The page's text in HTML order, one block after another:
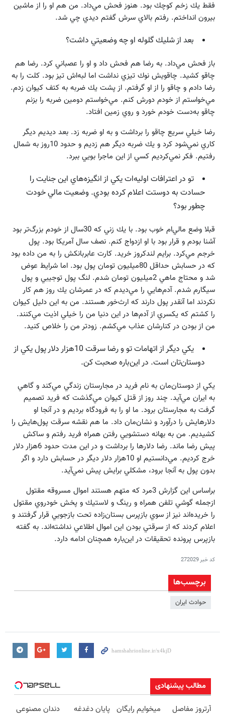
فقط يك زخم كوچك بود. هنوز فحش مي‌داد. من هم او را از ماشين
بيرون انداختم. رفتم بالاي سرش گفتم ديدي چي شد.
بعد از شليك گلوله او چه وضعيتي داشت؟
باز فحش مي‌داد. به رضا هم فحش داد و او را عصباني كرد. رضا هم
چاقو كشيد. چاقويش نوك تيزي نداشت اما لبه‌اش تيز بود. كلت را به
رضا دادم و چاقو را از او گرفتم. از پشت يك ضربه به كتف كيوان زدم.
مي‌خواستم از خودم دورش كنم. مي‌خواستم دومين ضربه را بزنم
چاقو به‌دست خودم خورد و روي زمين افتاد.
رضا خيلي سريع چاقو را برداشت و به او ضربه زد. بعد ديديم ديگر
كاري نمي‌شود كرد و يك ضربه ديگر هم زديم و حدود 10روز به شمال
رفتيم. فكر نمي‌كرديم كسي از اين ماجرا بويي ببرد.
تو در اعترافات اوليه‌ات يكي از انگيزه‌هاي اين جنايت را
حسادت به دوستت اعلام كرده بودي. وضعيت مالي خودت
چطور بود؟
قبلا وضع مالي‌ام خوب بود. با يك زني كه 30سال از خودم بزرگ‌تر بود
آشنا بودم و قرار بود با او ازدواج كنم. نصف سال آمريكا بود. پول
خرجم مي‌كرد. برايم لندكروز خريد. كارت عابربانكش را به من داده بود
كه در حسابش حداقل 80ميليون تومان پول بود. اما شرايط عوض
شد و محتاج ماهي 2ميليون تومان شدم. لنگ پول تو‌جيبي و پول
سيگارم شدم. آدم‌هايي را مي‌ديدم كه در عمرشان يك روز هم كار
نكردند اما آنقدر پول دارند كه ارث‌خور هستند. من به اين دليل كيوان
را كشتم كه يكسري از آدم‌ها در اين دنيا من را خيلي اذيت مي‌كنند.
من از بودن در كنارشان عذاب مي‌كشم. زودتر من را خلاص كنيد.
يكي ديگر از اتهامات تو و رضا سرقت 10هزار دلار پول يكي از
دوستان‌تان است. در اين‌باره صحبت كن.
يكي از دوستان‌مان به نام فريد در مجارستان زندگي مي‌كند و گاهي
به ايران مي‌آيد. چند روز از قتل كيوان مي‌گذشت كه فريد تصميم
گرفت به مجارستان برود. ما او را به فرودگاه برديم و در آنجا او
دلارهايش را درآورد و نشان‌مان داد. ما هم نقشه سرقت پول‌هايش را
كشيديم. من به بهانه دستشويي رفتن همراه فريد رفتم و ساكش
پيش رضا ماند. رضا دلارها را برداشت و در اين مدت حدود 6هزار دلار
خرج كرديم. مي‌دانستيم او 10هزار دلار ديگر در حسابش دارد و اگر
بدون پول به آنجا برود، مشكلي برايش پيش نمي‌آيد.
براساس اين گزارش 3مرد كه متهم هستند اموال مسروقه مقتول
ازجمله گوشي تلفن همراه و رينگ و لاستيك و پخش خودروي مقتول
را خريده‌اند نيز از سوي بازپرس بستان‌زاده تحت بازجويي قرار گرفتند و
اعلام كردند كه از سرقتي بودن اين اموال اطلاعي نداشته‌اند. به گفته
بازپرس پرونده تحقيقات در اين‌باره همچنان ادامه دارد.
کد خبر272029
برچسب‌ها
حوادث ایران
مطالب پیشنهادی
آرتروز مفاصل
میخوایم رایگان پایان دغدغه
دندان مصنوعی